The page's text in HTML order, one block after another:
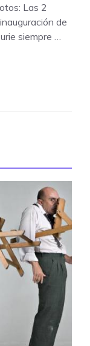
Las 2
de
siempre …